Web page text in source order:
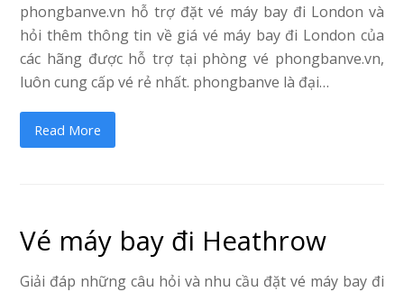
phongbanve.vn hỗ trợ đặt vé máy bay đi London và
hỏi thêm thông tin về giá vé máy bay đi London của
các hãng được hỗ trợ tại phòng vé phongbanve.vn,
luôn cung cấp vé rẻ nhất. phongbanve là đại…
Read More
Vé máy bay đi Heathrow
Giải đáp những câu hỏi và nhu cầu đặt vé máy bay đi